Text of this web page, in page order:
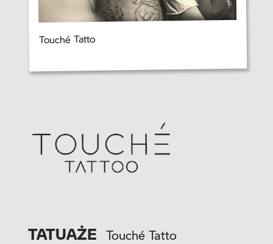
Touché Tatto
TATUAŻE Touché Tatto